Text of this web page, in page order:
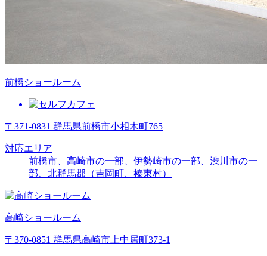
前橋ショールーム
〒371-0831 群馬県前橋市小相木町765
対応エリア
前橋市、高崎市の一部、伊勢崎市の一部、渋川市の一
部、北群馬郡（吉岡町、榛東村）
高崎ショールーム
〒370-0851 群馬県高崎市上中居町373-1